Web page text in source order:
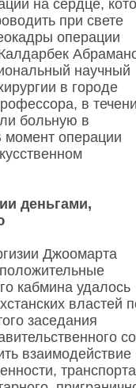
на сердце,
при свете
операции
научный
в городе
в
больную в
операции
деньгами,
Джоомарта
кабмина удалось
властей
заседания
взаимодействие